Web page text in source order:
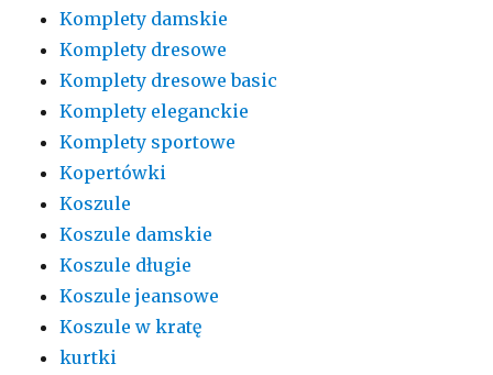
Komplety damskie
Komplety dresowe
Komplety dresowe basic
Komplety eleganckie
Komplety sportowe
Kopertówki
Koszule
Koszule damskie
Koszule długie
Koszule jeansowe
Koszule w kratę
kurtki